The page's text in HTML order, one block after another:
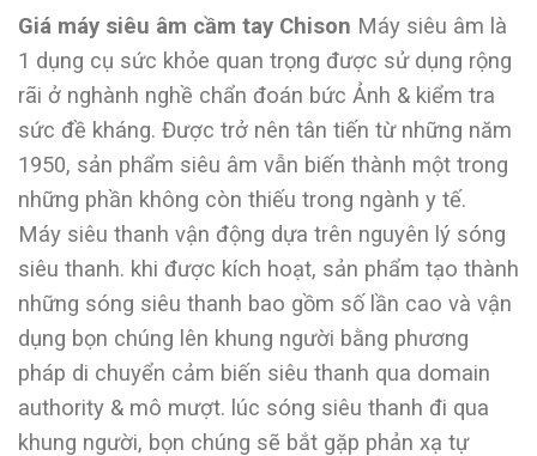
Giá máy siêu âm cầm tay Chison Máy siêu âm là
1 dụng cụ sức khỏe quan trọng được sử dụng rộng
rãi ở nghành nghề chẩn đoán bức Ảnh & kiểm tra
sức đề kháng. Được trở nên tân tiến từ những năm
1950, sản phẩm siêu âm vẫn biến thành một trong
những phần không còn thiếu trong ngành y tế.
Máy siêu thanh vận động dựa trên nguyên lý sóng
siêu thanh. khi được kích hoạt, sản phẩm tạo thành
những sóng siêu thanh bao gồm số lần cao và vận
dụng bọn chúng lên khung người bằng phương
pháp di chuyển cảm biến siêu thanh qua domain
authority & mô mượt. lúc sóng siêu thanh đi qua
khung người, bọn chúng sẽ bắt gặp phản xạ tự